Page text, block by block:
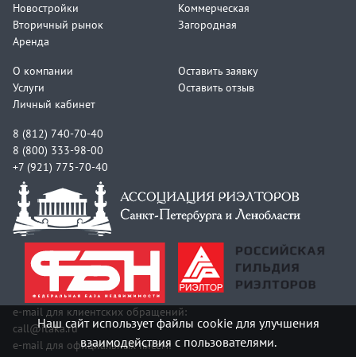
Новостройки
Вторичный рынок
Аренда
Коммерческая
Загородная
О компании
Услуги
Личный кабинет
Оставить заявку
Оставить отзыв
8 (812) 740-70-40
8 (800) 333-98-00
+7 (921) 775-70-40
e-mail для клиентских обращений:
call@itaka.ru
e-mail для официальных писем:
Наш сайт использует файлы cookie для улучшения
взаимодействия с пользователями.